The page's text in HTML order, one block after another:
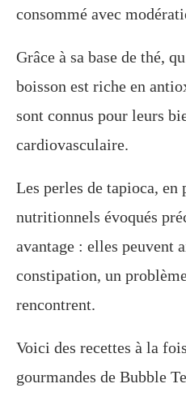
consommé avec
Grâce à sa base de thé,
boisson est riche en
sont connus pour leurs
cardiovasculaire.
Les perles de tapioca, en
nutritionnels évoqués
avantage : elles peuvent
constipation, un
rencontrent.
Voici des recettes à la
gourmandes de Bubble